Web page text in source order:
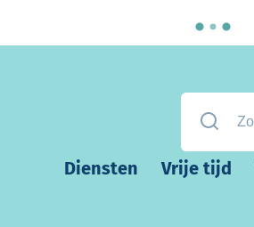
Diensten Vrije tijd